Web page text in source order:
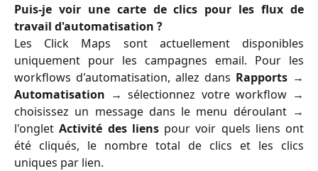
Puis-je voir une carte de clics pour les flux de
travail d'automatisation ?
Les Click Maps sont actuellement disponibles
uniquement pour les campagnes email. Pour les
workflows d'automatisation, allez dans Rapports →
Automatisation → sélectionnez votre workflow →
choisissez un message dans le menu déroulant →
l'ongletActivité des lienspour voir quels liens ont
été cliqués, le nombre total de clics et les clics
uniques par lien.